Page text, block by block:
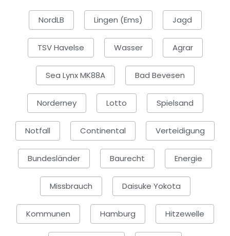
NordLB Lingen (Ems) Jagd
TSV Havelse Wasser Agrar
Sea Lynx MK88A Bad Bevesen
Norderney Lotto Spielsand
Notfall Continental Verteidigung
Bundesländer Baurecht Energie
Missbrauch Daisuke Yokota
Kommunen Hamburg Hitzewelle